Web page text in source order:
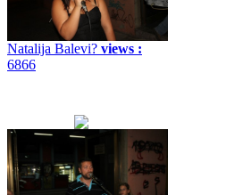
Natalija Balevi? views :
6866